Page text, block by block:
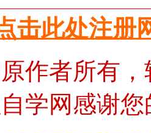
击此处注册
作者所有
学网感谢